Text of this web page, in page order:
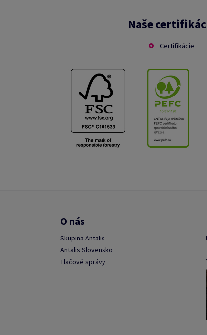
Naše
Certifikácie
O nás
Skupina Antalis
Antalis Slovensko
Tlačové správy